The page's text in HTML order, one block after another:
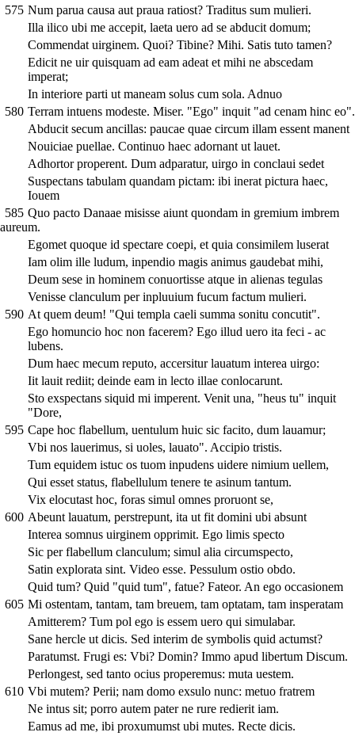
575 Num parua causa aut praua ratiost? Traditus sum mulieri.
Illa ilico ubi me accepit, laeta uero ad se abducit domum;
Commendat uirginem. Quoi? Tibine? Mihi. Satis tuto tamen?
Edicit ne uir quisquam ad eam adeat et mihi ne abscedam
imperat;
In interiore parti ut maneam solus cum sola. Adnuo
580 Terram intuens modeste. Miser. "Ego" inquit "ad cenam hinc eo".
Abducit secum ancillas: paucae quae circum illam essent manent
Nouiciae puellae. Continuo haec adornant ut lauet.
Adhortor properent. Dum adparatur, uirgo in conclaui sedet
Suspectans tabulam quandam pictam: ibi inerat pictura haec,
Iouem
585 Quo pacto Danaae misisse aiunt quondam in gremium imbrem
aureum.
Egomet quoque id spectare coepi, et quia consimilem luserat
Iam olim ille ludum, inpendio magis animus gaudebat mihi,
Deum sese in hominem conuortisse atque in alienas tegulas
Venisse clanculum per inpluuium fucum factum mulieri.
590 At quem deum! "Qui templa caeli summa sonitu concutit".
Ego homuncio hoc non facerem? Ego illud uero ita feci - ac
lubens.
Dum haec mecum reputo, accersitur lauatum interea uirgo:
Iit lauit rediit; deinde eam in lecto illae conlocarunt.
Sto exspectans siquid mi imperent. Venit una, "heus tu" inquit
"Dore,
595 Cape hoc flabellum, uentulum huic sic facito, dum lauamur;
Vbi nos lauerimus, si uoles, lauato". Accipio tristis.
Tum equidem istuc os tuom inpudens uidere nimium uellem,
Qui esset status, flabellulum tenere te asinum tantum.
Vix elocutast hoc, foras simul omnes proruont se,
600 Abeunt lauatum, perstrepunt, ita ut fit domini ubi absunt
Interea somnus uirginem opprimit. Ego limis specto
Sic per flabellum clanculum; simul alia circumspecto,
Satin explorata sint. Video esse. Pessulum ostio obdo.
Quid tum? Quid "quid tum", fatue? Fateor. An ego occasionem
605 Mi ostentam, tantam, tam breuem, tam optatam, tam insperatam
Amitterem? Tum pol ego is essem uero qui simulabar.
Sane hercle ut dicis. Sed interim de symbolis quid actumst?
Paratumst. Frugi es: Vbi? Domin? Immo apud libertum Discum.
Perlongest, sed tanto ocius properemus: muta uestem.
610 Vbi mutem? Perii; nam domo exsulo nunc: metuo fratrem
Ne intus sit; porro autem pater ne rure redierit iam.
Eamus ad me, ibi proxumumst ubi mutes. Recte dicis.